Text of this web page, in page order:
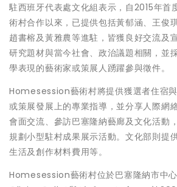
駐西班牙代表處文化組表示，自2015年
術村合作以來，已提供包括黃郁涵、王俊
趙書榕及黃雅農等進駐，皆獲良好交流及
研究題材與當今社會、政治議題相關，並
學表現的藝術家或策展人踴躍參與徵件。
Homesession藝術村將提供獲選者住宿
或策展發展上的專業指導，並分享人際網
會面交流、參訪巴塞隆納藝廊及文化活動
規劃小型駐村成果展示活動。文化部則提
生活及創作材料費用等。
Homesession藝術村位於巴塞隆納市中